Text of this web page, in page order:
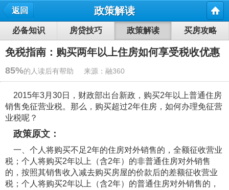
政策解读
返回
必备知识 房贷技巧 政策解读 买房攻略
免税指南：购买两年以上住房如何享受税收优惠
85%的人读后有帮助 来源：融360
2015年3月30日，财政部出台新政，购买2年以上普通住房
销售免征营业税。那么，购买超过2年住房，如何办理免征营
业税呢？
政策原文：
一、个人将购买不足2年的住房对外销售的，全额征收营业
税；个人将购买2年以上（含2年）的非普通住房对外销售
的，按照其销售收入减去购买房屋的价款后的差额征收营业
税；个人将购买2年以上（含2年）的普通住房对外销售的，